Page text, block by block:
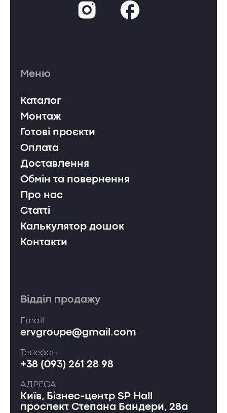
Меню
Каталог
Монтаж
Готові проєкти
Оплата
Доставлення
Обмін та повернення
Про нас
Статті
Калькулятор дошок
Контакти
Відділ продажу
Email
ervgroupe@gmail.com
Телефон
+38 (093) 261 28 98
АДРЕСА
Київ, Бізнес-центр SP Hall
проспект Степана Бандери, 28а